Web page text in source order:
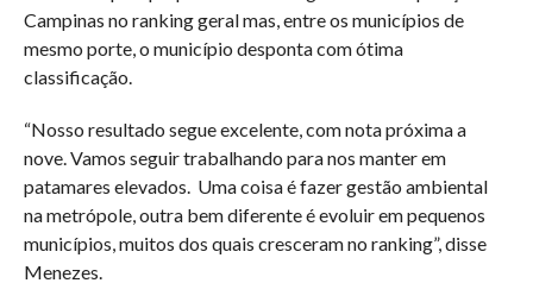
Campinas no ranking geral mas, entre os municípios de
mesmo porte, o município desponta com ótima
classificação.
“Nosso resultado segue excelente, com nota próxima a
nove. Vamos seguir trabalhando para nos manter em
patamares elevados. Uma coisa é fazer gestão ambiental
na metrópole, outra bem diferente é evoluir em pequenos
municípios, muitos dos quais cresceram no ranking”, disse
Menezes.